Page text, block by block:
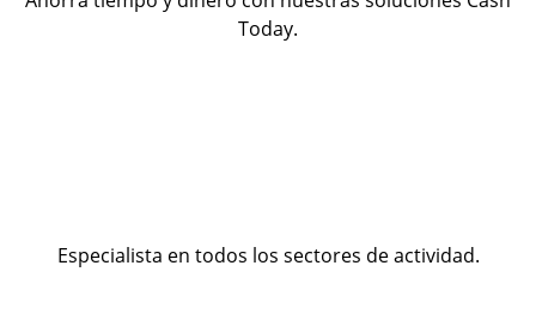
Today.
Especialista en todos los sectores de actividad.